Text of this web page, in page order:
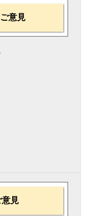
意見
意見